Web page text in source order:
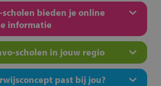
scholen bieden je online
informatie
scholen in jouw regio
past bij jou?